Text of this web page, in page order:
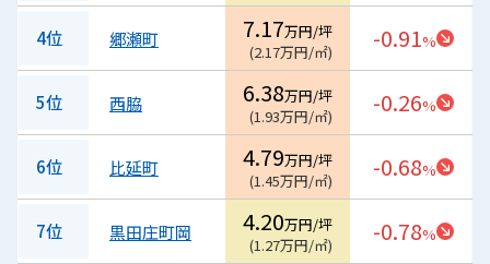
4位 郷瀬町 7.17万円/坪
(2.17万円/㎡) -0.91%
5位 西脇 6.38万円/坪
(1.93万円/㎡) -0.26%
6位 比延町 4.79万円/坪
(1.45万円/㎡) -0.68%
7位 黒田庄町岡 4.20万円/坪
(1.27万円/㎡) -0.78%